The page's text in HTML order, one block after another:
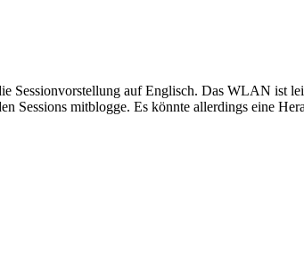
Sessionvorstellung auf Englisch. Das WLAN ist
Sessions mitblogge. Es könnte allerdings eine